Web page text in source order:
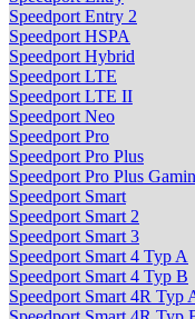
Speedport Entry 2
Speedport HSPA
Speedport Hybrid
Speedport LTE
Speedport LTE II
Speedport Neo
Speedport Pro
Speedport Pro Plus
Speedport Pro Plus
Speedport Smart
Speedport Smart 2
Speedport Smart 3
Speedport Smart 4 Typ A
Speedport Smart 4 Typ B
Speedport Smart 4R Typ